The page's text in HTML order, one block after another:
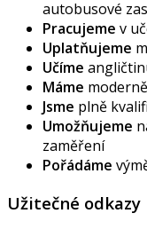
autobusové
Pracujeme v
Uplatňujeme
Učíme
Máme
Jsme plně
Umožňujeme
zaměření
Pořádáme
Užitečné odkazy